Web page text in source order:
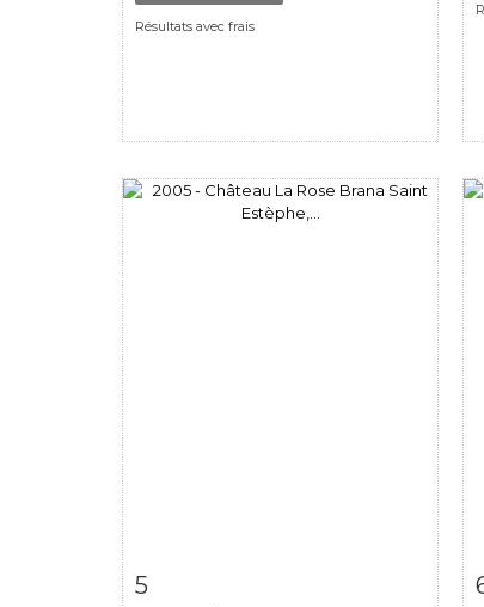
Résultats avec frais
5